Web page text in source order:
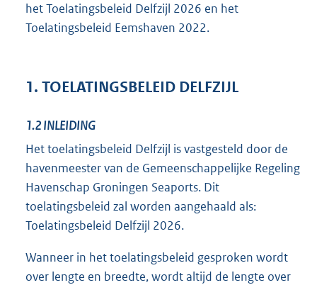
het Toelatingsbeleid Delfzijl 2026 en het
Toelatingsbeleid Eemshaven 2022.
1. TOELATINGSBELEID DELFZIJL
1.2INLEIDING
Het toelatingsbeleid Delfzijl is vastgesteld door de
havenmeester van de Gemeenschappelijke Regeling
Havenschap Groningen Seaports. Dit
toelatingsbeleid zal worden aangehaald als:
Toelatingsbeleid Delfzijl 2026.
Wanneer in het toelatingsbeleid gesproken wordt
over lengte en breedte, wordt altijd de lengte over